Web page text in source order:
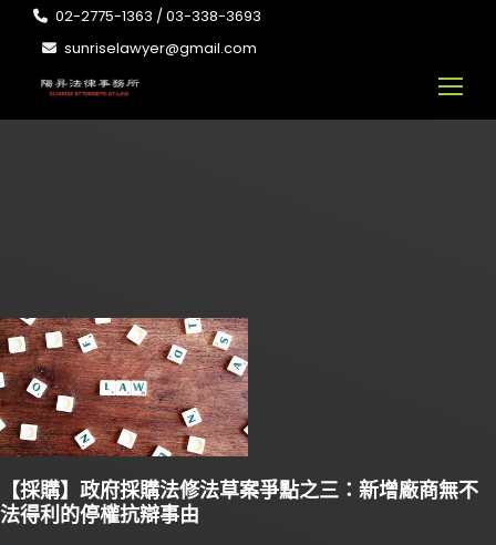
02-2775-1363 / 03-338-3693
sunriselawyer@gmail.com
【採購】政府採購法修法草案爭點之三：新增廠商無不
法得利的停權抗辯事由